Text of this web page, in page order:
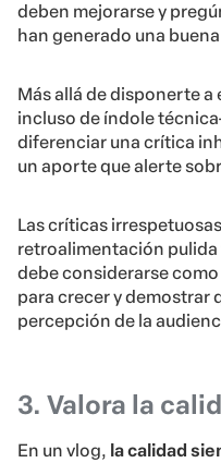
deben mejorarse y
han generado una
Más allá de disponerte a
incluso de índole
diferenciar una crítica
un aporte que alerte
Las críticas
retroalimentación
debe considerarse
para crecer y demostrar
percepción de la
3. Valora la
En un vlog, la calidad